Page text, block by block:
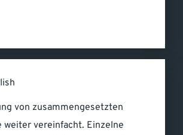
von zusammengesetzten
weiter vereinfacht. Einzelne